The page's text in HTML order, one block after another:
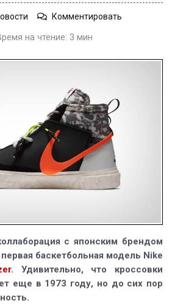
Комментировать
на чтение: 3 мин
с японским брендом
первая баскетбольная модель Nike
. Удивительно, что кроссовки
еще в 1973 году, но до сих пор